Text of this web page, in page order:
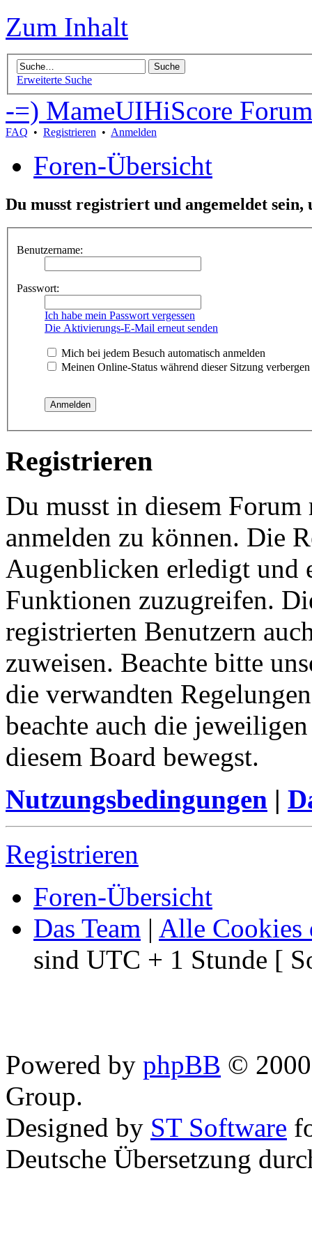
Zum Inhalt
Erweiterte Suche
-=) MameUIHiScore
FAQ • Registrieren • Anmelden
Foren-Übersicht
Du musst registriert und angemeldet sein,
Benutzername:
Passwort:
Ich habe mein Passwort vergessen
Die Aktivierungs-E-Mail erneut senden
Mich bei jedem Besuch automatisch anmelden
Meinen Online-Status während dieser Sitzung verbergen
Registrieren
Du musst in diesem
anmelden zu können. Die
Augenblicken erledigt und
Funktionen zuzugreifen.
registrierten Benutzern
zuweisen. Beachte bitte
die verwandten
beachte auch die
diesem Board bewegst.
Nutzungsbedingungen |
Registrieren
Foren-Übersicht
Das Team | Alle Cookies
sind UTC + 1 Stunde [
Powered by phpBB ©
Group.
Designed by ST Software
Deutsche Übersetzung